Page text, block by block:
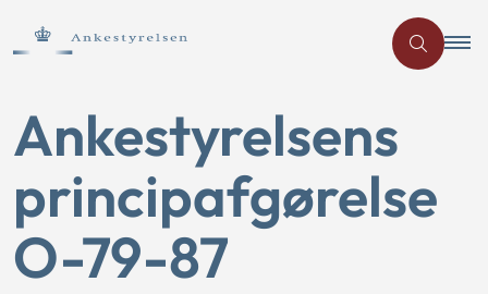
Ankestyrelsens
principafgørelse
O-79-87